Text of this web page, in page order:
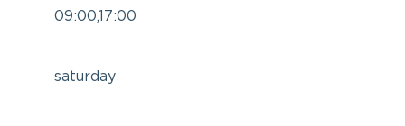
09:00,17:00
saturday